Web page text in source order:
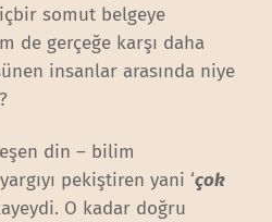
somut belgeye
de gerçeğe karşı daha
insanlar arasında niye
din – bilim
pekiştiren yani ‘çok
O kadar doğru